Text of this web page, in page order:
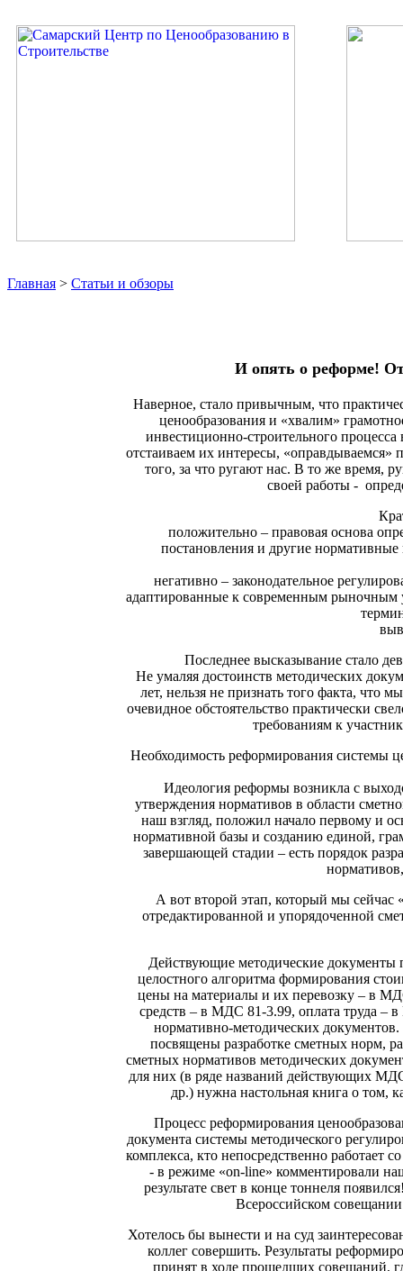
Главная > Статьи и обзоры
И опять о реформе! От
Наверное, стало привычным, что
ценообразования и «хвалим»
инвестиционно-строительного процесса
отстаиваем их интересы,
того, за что ругают нас. В то же время,
своей работы -
положительно – правовая основа
постановления и другие
негативно – законодательное
адаптированные к современным рыночным
Последнее высказывание стало
Не умаляя достоинств методических
лет, нельзя не признать того факта,
очевидное обстоятельство практически
требованиям к
Необходимость реформирования системы
Идеология реформы возникла с
утверждения нормативов в области
наш взгляд, положил начало первому и
нормативной базы и созданию единой,
завершающей стадии – есть порядок
А вот второй этап, который мы сейчас
отредактированной и упорядоченной
Действующие методические документы
целостного алгоритма формирования
цены на материалы и их перевозку – в
средств – в МДС 81-3.99, оплата труда –
нормативно-методических
посвящены разработке сметных норм,
сметных нормативов методических
для них (в ряде названий действующих
др.) нужна настольная книга о том,
Процесс реформирования
документа системы методического
комплекса, кто непосредственно работает
- в режиме «on-line» комментировали
результате свет в конце тоннеля
Всероссийском
Хотелось бы вынести и на суд
коллег совершить. Результаты
принят в ходе прошедших совещаний,